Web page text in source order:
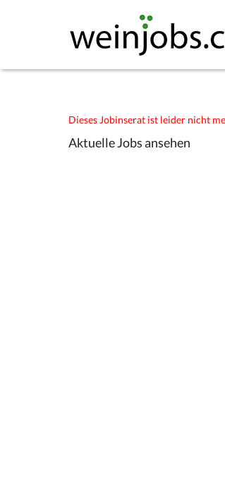
Dieses Jobinserat ist leider nicht
Aktuelle Jobs ansehen